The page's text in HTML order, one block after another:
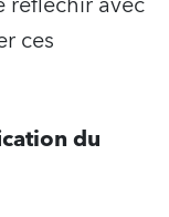
ces
du